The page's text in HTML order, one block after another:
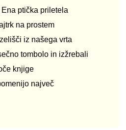
ptička priletela
na prostem
iz našega vrta
tombolo in izžrebali
knjige
največ